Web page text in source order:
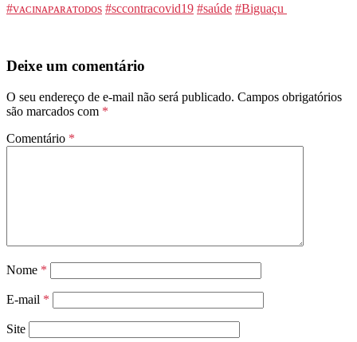
#ᴠᴀᴄɪɴᴀᴘᴀʀᴀᴛᴏᴅᴏs #sccontracovid19 #saúde #Biguaçu
Deixe um comentário
O seu endereço de e-mail não será publicado. Campos obrigatórios
são marcados com *
Comentário *
Nome *
E-mail *
Site